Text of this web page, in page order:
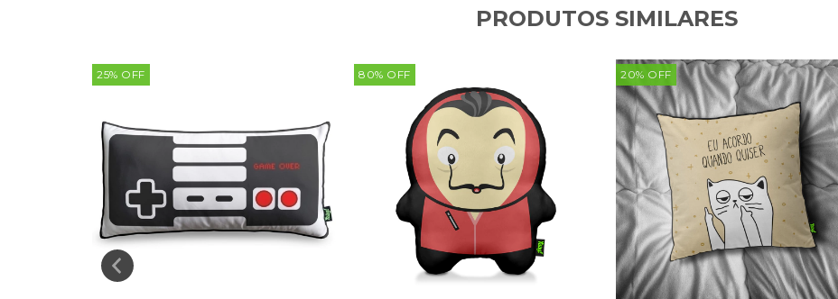
PRODUTOS SIMILARES
25% OFF 80% OFF 20% OFF